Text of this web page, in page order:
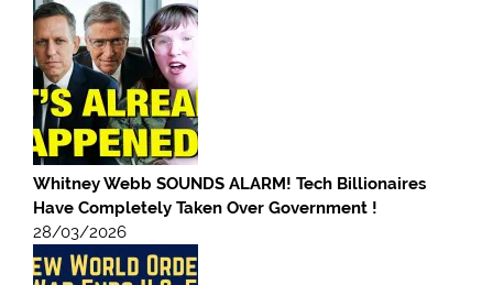
Whitney Webb SOUNDS ALARM! Tech Billionaires
Have Completely Taken Over Government !
28/03/2026